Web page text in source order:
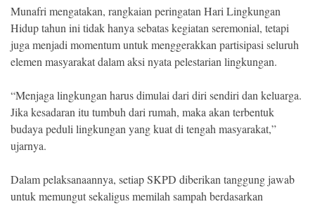
Munafri mengatakan, rangkaian peringatan Hari Lingkungan
Hidup tahun ini tidak hanya sebatas kegiatan seremonial, tetapi
juga menjadi momentum untuk menggerakkan partisipasi seluruh
elemen masyarakat dalam aksi nyata pelestarian lingkungan.
“Menjaga lingkungan harus dimulai dari diri sendiri dan keluarga.
Jika kesadaran itu tumbuh dari rumah, maka akan terbentuk
budaya peduli lingkungan yang kuat di tengah masyarakat,”
ujarnya.
Dalam pelaksanaannya, setiap SKPD diberikan tanggung jawab
untuk memungut sekaligus memilah sampah berdasarkan